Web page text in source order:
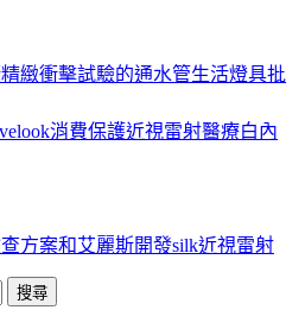
緻衝擊試驗的通水管生活燈具批
消費保護近視雷射醫療白內
方案和艾麗斯開發silk近視雷射